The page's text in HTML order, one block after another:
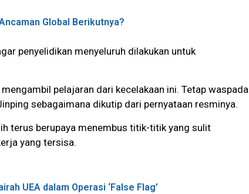
Global Berikutnya?
penyelidikan menyeluruh dilakukan untuk
pelajaran dari kecelakaan ini. Tetap waspada
sebagaimana dikutip dari pernyataan resminya.
terus berupaya menembus titik-titik yang sulit
yang tersisa.
UEA dalam Operasi ‘False Flag’